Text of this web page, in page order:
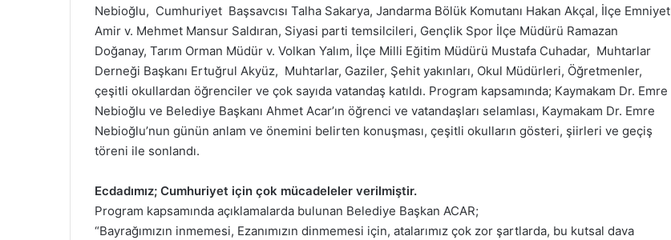
Nebioğlu, Cumhuriyet Başsavcısı Talha Sakarya, Jandarma Bölük Komutanı Hakan Akçal, İlçe Emniyet
Amir v. Mehmet Mansur Saldıran, Siyasi parti temsilcileri, Gençlik Spor İlçe Müdürü Ramazan
Doğanay, Tarım Orman Müdür v. Volkan Yalım, İlçe Milli Eğitim Müdürü Mustafa Cuhadar, Muhtarlar
Derneği Başkanı Ertuğrul Akyüz, Muhtarlar, Gaziler, Şehit yakınları, Okul Müdürleri, Öğretmenler,
çeşitli okullardan öğrenciler ve çok sayıda vatandaş katıldı. Program kapsamında; Kaymakam Dr. Emre
Nebioğlu ve Belediye Başkanı Ahmet Acar’ın öğrenci ve vatandaşları selamlası, Kaymakam Dr. Emre
Nebioğlu’nun günün anlam ve önemini belirten konuşması, çeşitli okulların gösteri, şiirleri ve geçiş
töreni ile sonlandı.
Ecdadımız; Cumhuriyet için çok mücadeleler verilmiştir.
Program kapsamında açıklamalarda bulunan Belediye Başkan ACAR;
“Bayrağımızın inmemesi, Ezanımızın dinmemesi için, atalarımız çok zor şartlarda, bu kutsal dava